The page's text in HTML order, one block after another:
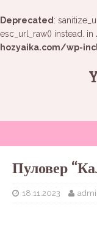
Deprecated :
esc_url_raw() instead. in
hozyaika.com/wp-
Пуловер
18.11.2023